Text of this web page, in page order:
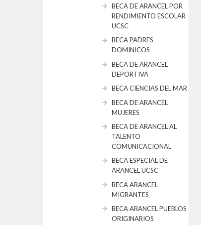
BECA DE ARANCEL POR
RENDIMIENTO ESCOLAR
UCSC
BECA PADRES
DOMINICOS
BECA DE ARANCEL
DEPORTIVA
BECA CIENCIAS DEL MAR
BECA DE ARANCEL
MUJERES
BECA DE ARANCEL AL
TALENTO
COMUNICACIONAL
BECA ESPECIAL DE
ARANCEL UCSC
BECA ARANCEL
MIGRANTES
BECA ARANCEL PUEBLOS
ORIGINARIOS